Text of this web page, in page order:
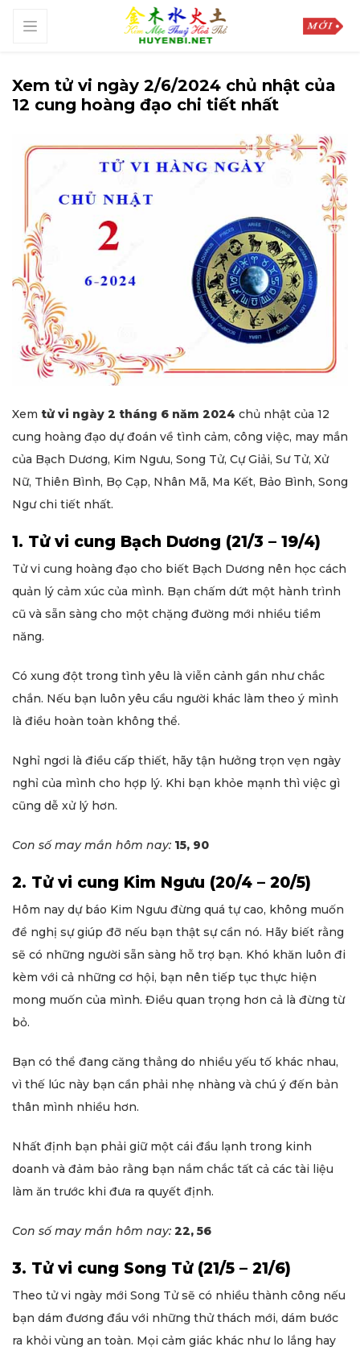
Xem tử vi ngày 2/6/2024 chủ nhật của
12 cung hoàng đạo chi tiết nhất
Xem tử vi ngày 2 tháng 6 năm 2024 chủ nhật của 12
cung hoàng đạo dự đoán về tình cảm, công việc, may mắn
của Bạch Dương, Kim Ngưu, Song Tử, Cự Giải, Sư Tử, Xử
Nữ, Thiên Bình, Bọ Cạp, Nhân Mã, Ma Kết, Bảo Bình, Song
Ngư chi tiết nhất.
1. Tử vi cung Bạch Dương (21/3 – 19/4)
Tử vi cung hoàng đạo cho biết Bạch Dương nên học cách
quản lý cảm xúc của mình. Bạn chấm dứt một hành trình
cũ và sẵn sàng cho một chặng đường mới nhiều tiềm
năng.
Có xung đột trong tình yêu là viễn cảnh gần như chắc
chắn. Nếu bạn luôn yêu cầu người khác làm theo ý mình
là điều hoàn toàn không thể.
Nghỉ ngơi là điều cấp thiết, hãy tận hưởng trọn vẹn ngày
nghỉ của mình cho hợp lý. Khi bạn khỏe mạnh thì việc gì
cũng dễ xử lý hơn.
Con số may mắn hôm nay: 15, 90
2. Tử vi cung Kim Ngưu (20/4 – 20/5)
Hôm nay dự báo Kim Ngưu đừng quá tự cao, không muốn
đề nghị sự giúp đỡ nếu bạn thật sự cần nó. Hãy biết rằng
sẽ có những người sẵn sàng hỗ trợ bạn. Khó khăn luôn đi
kèm với cả những cơ hội, bạn nên tiếp tục thực hiện
mong muốn của mình. Điều quan trọng hơn cả là đừng từ
bỏ.
Bạn có thể đang căng thẳng do nhiều yếu tố khác nhau,
vì thế lúc này bạn cần phải nhẹ nhàng và chú ý đến bản
thân mình nhiều hơn.
Nhất định bạn phải giữ một cái đầu lạnh trong kinh
doanh và đảm bảo rằng bạn nắm chắc tất cả các tài liệu
làm ăn trước khi đưa ra quyết định.
Con số may mắn hôm nay: 22, 56
3. Tử vi cung Song Tử (21/5 – 21/6)
Theo tử vi ngày mới Song Tử sẽ có nhiều thành công nếu
bạn dám đương đầu với những thử thách mới, dám bước
ra khỏi vùng an toàn. Mọi cảm giác khác như lo lắng hay